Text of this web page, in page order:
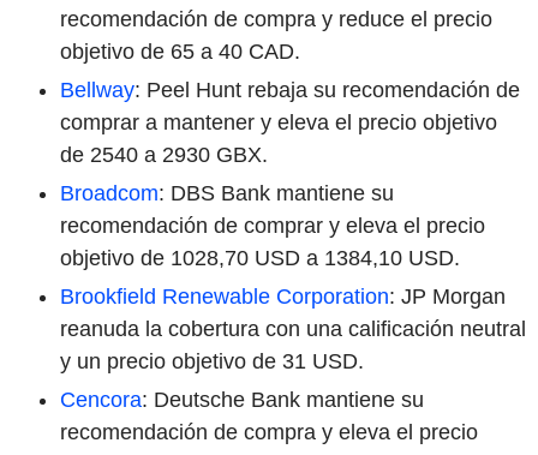
recomendación de compra y reduce el precio
objetivo de 65 a 40 CAD.
Bellway: Peel Hunt rebaja su recomendación de
comprar a mantener y eleva el precio objetivo
de 2540 a 2930 GBX.
Broadcom: DBS Bank mantiene su
recomendación de comprar y eleva el precio
objetivo de 1028,70 USD a 1384,10 USD.
Brookfield Renewable Corporation: JP Morgan
reanuda la cobertura con una calificación neutral
y un precio objetivo de 31 USD.
Cencora: Deutsche Bank mantiene su
recomendación de compra y eleva el precio